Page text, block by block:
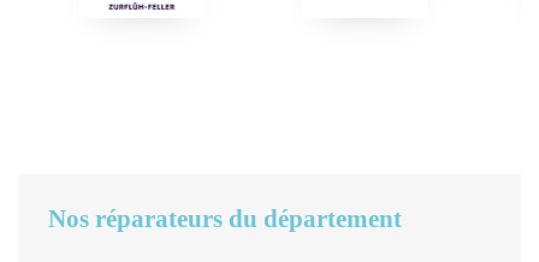
Nos réparateurs du département